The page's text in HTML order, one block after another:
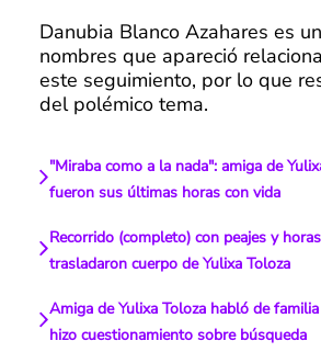
Danubia Blanco Azahares es
nombres que apareció
este seguimiento, por lo que
del polémico tema.
"Miraba como a la nada": amiga de
fueron sus últimas horas con vida
Recorrido (completo) con peajes y
trasladaron cuerpo de Yulixa Toloza
Amiga de Yulixa Toloza habló de
hizo cuestionamiento sobre búsqueda